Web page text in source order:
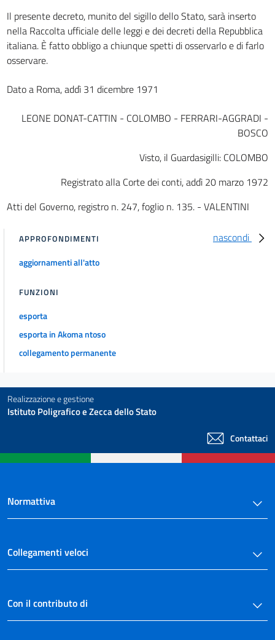
Il presente decreto, munito del sigillo dello Stato, sarà inserto
nella Raccolta ufficiale delle leggi e dei decreti della Repubblica
italiana. È fatto obbligo a chiunque spetti di osservarlo e di farlo
osservare.
Dato a Roma, addì 31 dicembre 1971
LEONE DONAT-CATTIN - COLOMBO - FERRARI-AGGRADI -
BOSCO
Visto, il Guardasigilli: COLOMBO
Registrato alla Corte dei conti, addì 20 marzo 1972
Atti del Governo, registro n. 247, foglio n. 135. - VALENTINI
nascondi
APPROFONDIMENTI
aggiornamenti all'atto
FUNZIONI
esporta
esporta in Akoma ntoso
collegamento permanente
Realizzazione e gestione
Istituto Poligrafico e Zecca dello Stato
Contattaci
Normattiva
Collegamenti veloci
Con il contributo di